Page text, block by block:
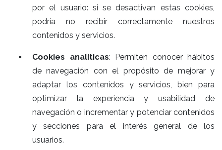
por el usuario: si se desactivan estas cookies,
podría no recibir correctamente nuestros
contenidos y servicios.
Cookies analíticas: Permiten conocer hábitos
de navegación con el propósito de mejorar y
adaptar los contenidos y servicios, bien para
optimizar la experiencia y usabilidad de
navegación o incrementar y potenciar contenidos
y secciones para el interés general de los
usuarios.